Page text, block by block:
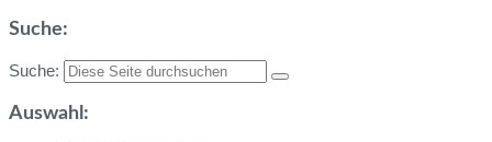
Suche:
Suche:
Auswahl: